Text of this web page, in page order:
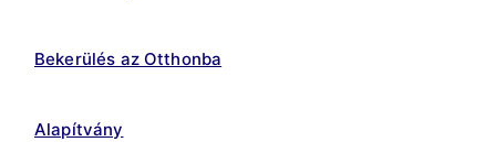
Bekerülés az Otthonba
Alapítvány